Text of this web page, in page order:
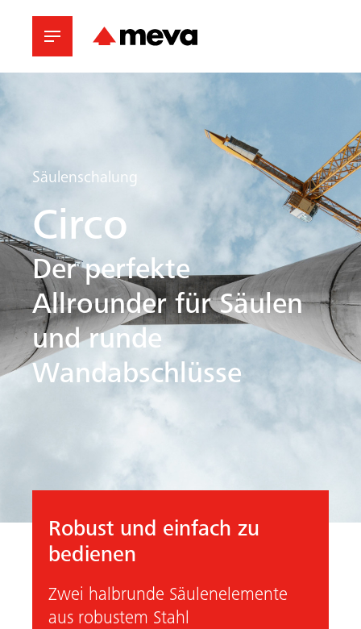
Säulenschalung
Circo
Der perfekte
Allrounder für Säulen
und runde
Wandabschlüsse
Robust und einfach zu
bedienen
Zwei halbrunde Säulenelemente
aus robustem Stahl